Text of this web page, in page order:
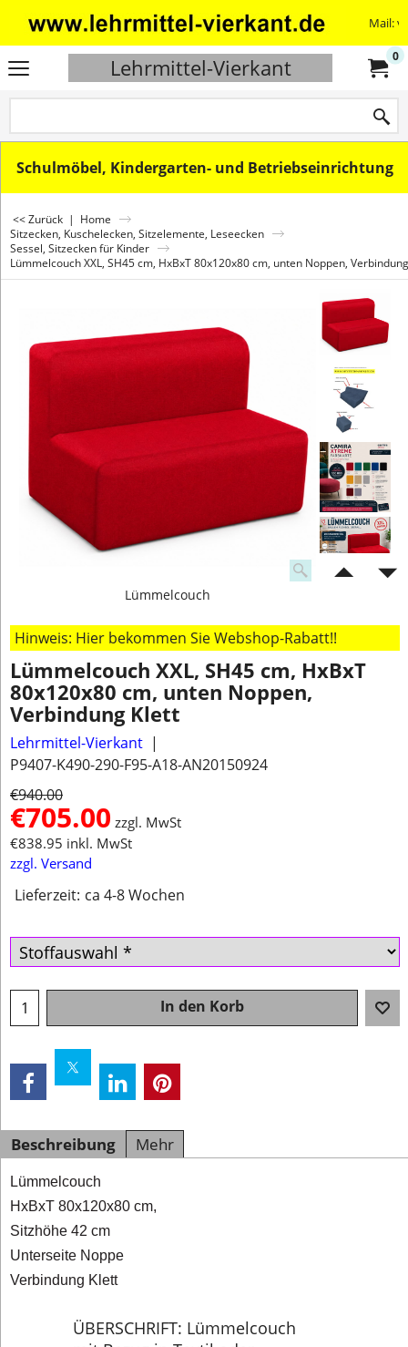
Mail:
Lehrmittel-Vierkant 0
Schulmöbel, Kindergarten- und Betriebseinrichtung
<< Zurück | Home
Sitzecken, Kuschelecken, Sitzelemente, Leseecken
Sessel, Sitzecken für Kinder
Lümmelcouch XXL, SH45 cm, HxBxT 80x120x80 cm, unten Noppen,
Lümmelcouch
Hinweis: Hier bekommen Sie Webshop-Rabatt!!
Lümmelcouch XXL, SH45 cm, HxBxT
80x120x80 cm, unten Noppen,
Verbindung Klett
Lehrmittel-Vierkant
P9407-K490-290-F95-A18-AN20150924
€940.00
€705.00 zzgl. MwSt
€838.95 inkl. MwSt
zzgl. Versand
Lieferzeit: ca 4-8 Wochen
In den Korb
Beschreibung Mehr
Lümmelcouch
HxBxT 80x120x80 cm,
Sitzhöhe 42 cm
Unterseite Noppe
Verbindung Klett
ÜBERSCHRIFT: Lümmelcouch